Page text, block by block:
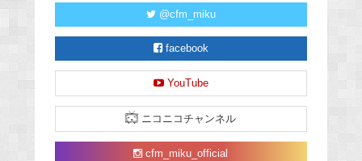
@cfm_miku
facebook
YouTube
ニコニコチャンネル
cfm_miku_official